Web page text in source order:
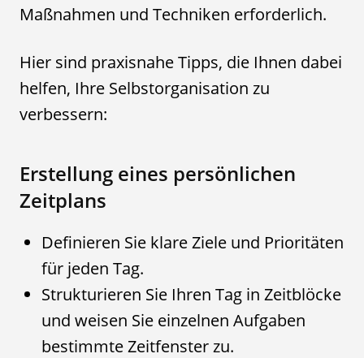
Maßnahmen und Techniken erforderlich.
Hier sind praxisnahe Tipps, die Ihnen dabei
helfen, Ihre Selbstorganisation zu
verbessern:
Erstellung eines persönlichen
Zeitplans
Definieren Sie klare Ziele und Prioritäten
für jeden Tag.
Strukturieren Sie Ihren Tag in Zeitblöcke
und weisen Sie einzelnen Aufgaben
bestimmte Zeitfenster zu.